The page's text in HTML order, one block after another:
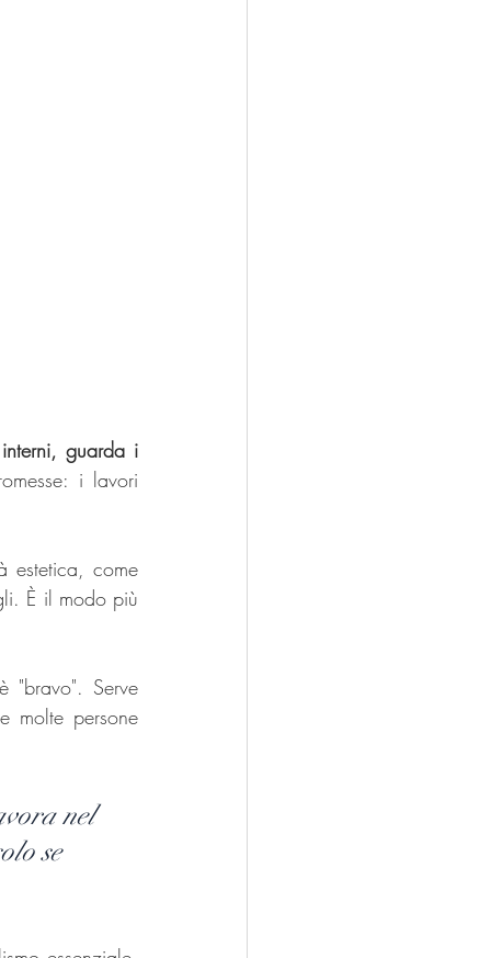
guarda i
i lavori
estetica, come
È il modo più
"bravo". Serve
molte persone
nel
se